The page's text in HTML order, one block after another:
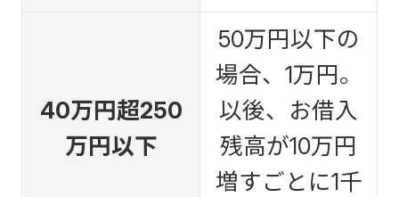
40万円超250
万円以下
50万円以下の
場合、1万円。
以後、お借入
残高が10万円
増すごとに1千